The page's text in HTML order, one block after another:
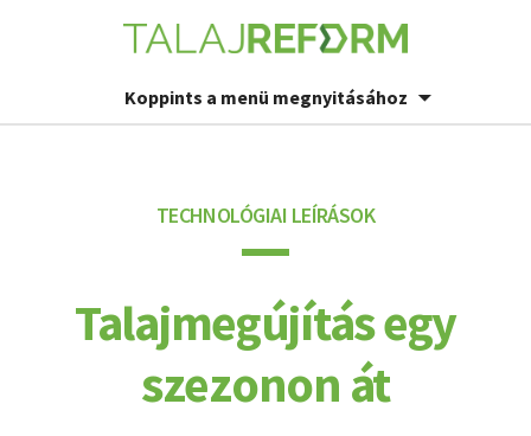
Koppints a menü megnyitásához
TECHNOLÓGIAI LEÍRÁSOK
Talajmegújítás egy
szezonon át